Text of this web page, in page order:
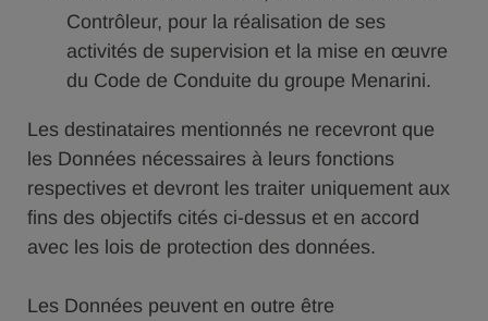
Contrôleur, pour la réalisation de ses
activités de supervision et la mise en œuvre
du Code de Conduite du groupe Menarini.
Les destinataires mentionnés ne recevront que
les Données nécessaires à leurs fonctions
respectives et devront les traiter uniquement aux
fins des objectifs cités ci-dessus et en accord
avec les lois de protection des données.
Les Données peuvent en outre être